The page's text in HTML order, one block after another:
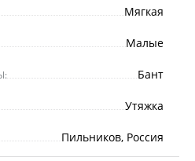
Мягкая
Малые
Бант
Утяжка
Пильников, Россия